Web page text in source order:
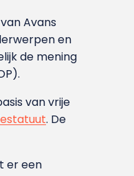
Avans
en
de mening
van vrije
. De
er een